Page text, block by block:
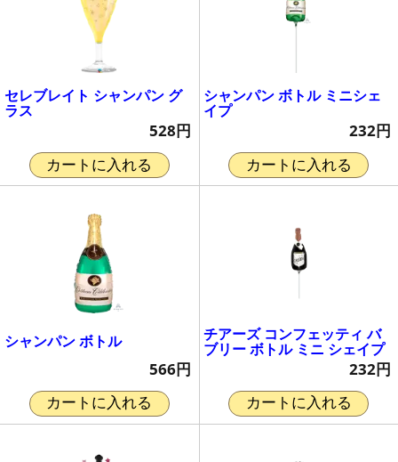
セレブレイト シャンパン グ
ラス
528円
カートに入れる
シャンパン ボトル ミニシェ
イプ
232円
カートに入れる
シャンパン ボトル
566円
カートに入れる
チアーズ コンフェッティ バ
ブリー ボトル ミニ シェイプ
232円
カートに入れる